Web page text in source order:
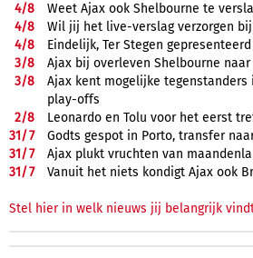
4/8
Weet Ajax ook Shelbourne te
4/8
Wil jij het live-verslag verzorgen
4/8
Eindelijk, Ter Stegen
3/8
Ajax bij overleven Shelbourne
3/8
Ajax kent mogelijke tegenstanders
play-offs
2/8
Leonardo en Tolu voor het eerst
31/7
Godts gespot in Porto, transfer
31/7
Ajax plukt vruchten van
31/7 Vanuit het niets kondigt Ajax ook
Stel hier in welk nieuws jij belangrijk